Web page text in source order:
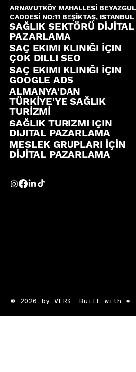
ARNAVUTKÖY MAHALLESİ BEYAZGUL
CADDESİ NO:11 BEŞİKTAŞ, ISTANBUL
SAĞLIK SEKTÖRÜ DİJİTAL
PAZARLAMA
SAÇ EKIMI KLINIĞI İÇIN
ÇOK DILLI SEO
SAÇ EKIMI KLINIĞI İÇIN
GOOGLE ADS
ALMANYA'DAN
TÜRKİYE'YE SAĞLIK
TURİZMİ
SAĞLIK TURIZMI IÇIN
DIJITAL PAZARLAMA
MESLEK GRUPLARI İÇİN
DİJİTAL PAZARLAMA
© 2026 by VERS. Built with ❤️